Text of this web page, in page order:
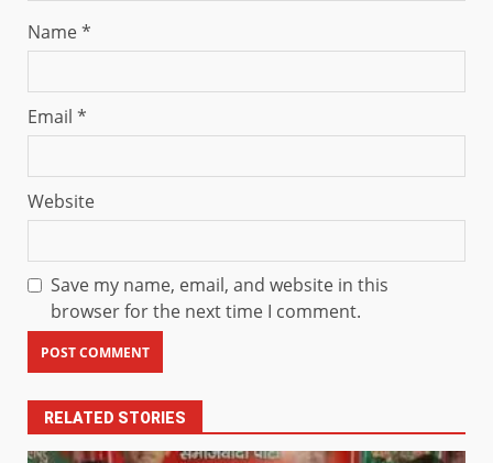
Name*
Email *
Website
Save my name, email, and website in this
browser for the next time I comment.
RELATED STORIES